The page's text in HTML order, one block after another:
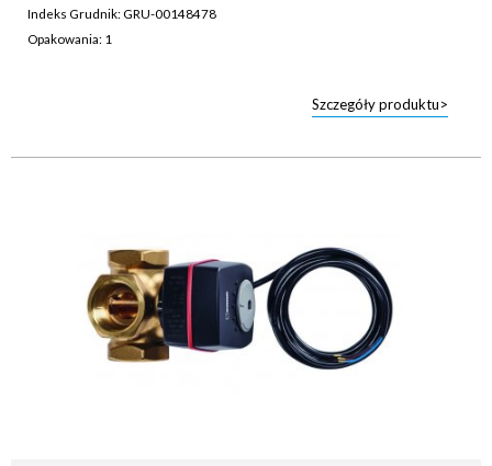
Indeks Grudnik: GRU-00148478
Opakowania: 1
Szczegóły produktu>